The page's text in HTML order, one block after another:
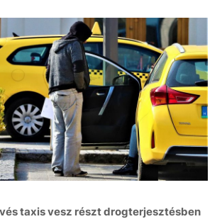
taxis vesz részt drogterjesztésben